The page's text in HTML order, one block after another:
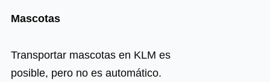
Mascotas
Transportar mascotas en KLM es
posible, pero no es automático.